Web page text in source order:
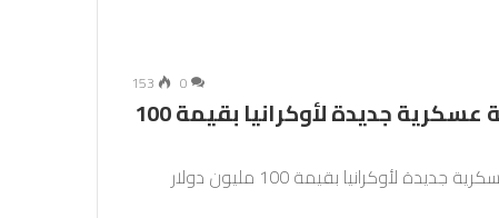
0
153
الولايات المتحدة تعلن عن حزمة أسلحة عسكرية جديدة لأوكرانيا بقيمة 100
قالت الولايات المتحدة الإثنين إنها ستقدم مساعدة عسكرية جديدة لأوكرانيا بقيمة 100 مليون دولار